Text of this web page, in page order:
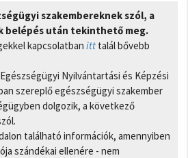
szakembereknek szól, a
belépés után tekinthető meg.
kapcsolatban itt talál bővebb
Nyilvántartási és Képzési
szereplő egészségügyi szakember
dolgozik, a következő
található információk, amennyiben
szándékai ellenére - nem